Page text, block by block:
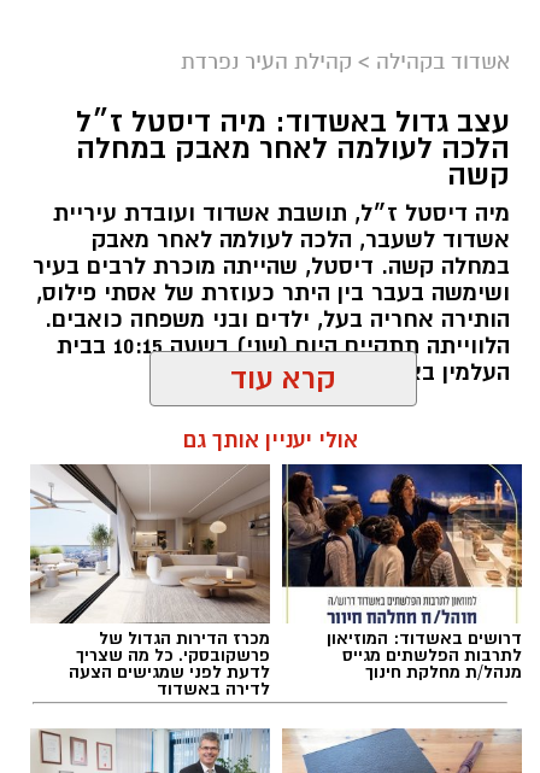
אשדוד בקהילה > קהילת העיר נפרדת
עצב גדול באשדוד: מיה דיסטל ז״ל
הלכה לעולמה לאחר מאבק במחלה
קשה
מיה דיסטל ז״ל, תושבת אשדוד ועובדת עיריית
אשדוד לשעבר, הלכה לעולמה לאחר מאבק
במחלה קשה. דיסטל, שהייתה מוכרת לרבים בעיר
ושימשה בעבר בין היתר כעוזרת של אסתי פילוס,
הותירה אחריה בעל, ילדים ובני משפחה כואבים.
הלווייתה תתקיים היום (שני) בשעה 10:15 בבית
העלמין באשדוד
עופר אשטוקר / 09:17 10.08.26
תגים: מיה דיסטל זכרונה לברכה
קרא עוד
אולי יעניין אותך גם
דרושים באשדוד: המוזיאון
לתרבות הפלשתים מגייס
מנהל/ת מחלקת חינוך
מכרז הדירות הגדול של
פרשקובסקי. כל מה שצריך
לדעת לפני שמגישים הצעה
לדירה באשדוד